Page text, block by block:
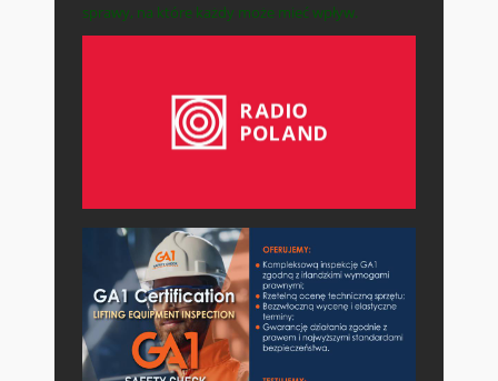
sprawy, na które każdy może mieć wpływ.